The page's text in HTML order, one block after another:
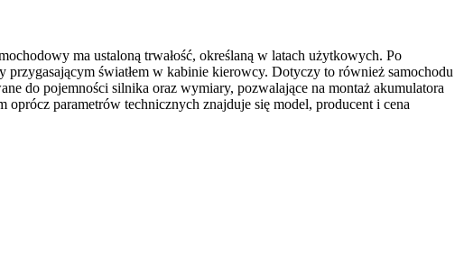
ma ustaloną trwałość, określaną w latach użytkowych. Po
światłem w kabinie kierowcy. Dotyczy to również samochodu
do pojemności silnika oraz wymiary, pozwalające na montaż akumulatora
parametrów technicznych znajduje się model, producent i cena